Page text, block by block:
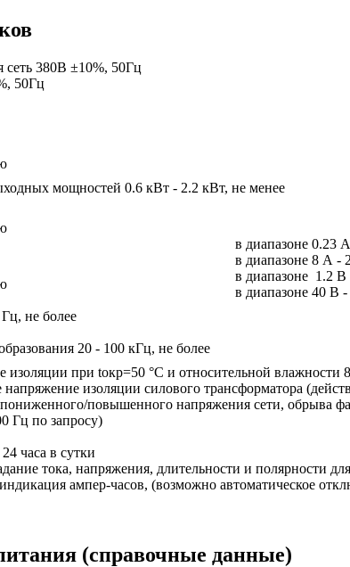
380В ±10%, 50Гц
50Гц
мощностей 0.6 кВт - 2.2 кВт, не менее
в диапазоне 0.23
в диапазоне 8 А -
в диапазоне 1.2 В
в диапазоне 40 В
не более
20 - 100 кГц, не более
изоляции при tокр=50 °С и относительной влажности
напряжение изоляции силового трансформатора
повышенного напряжения сети, обрыва
Гц по запросу)
часа в сутки
тока, напряжения, длительности и полярности
ампер-часов, (возможно автоматическое
(справочные данные)